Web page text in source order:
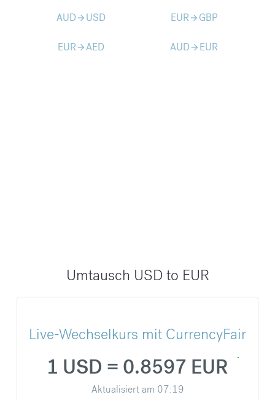
AUDarrow_forward USD EURarrow_forward GBP
EURarrow_forwardAED AUDarrow_forward EUR
Umtausch USD to EUR
Live-Wechselkurs mit CurrencyFair
1 USD = 0.8597 EUR
Aktualisiert am 07:19